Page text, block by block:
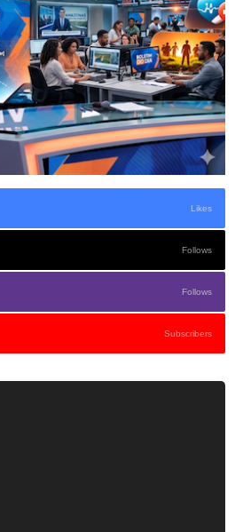
Likes
Follows
Follows
Subscribers